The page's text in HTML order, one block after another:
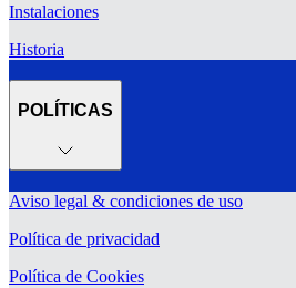
Instalaciones
Historia
POLÍTICAS
Aviso legal & condiciones de uso
Política de privacidad
Política de Cookies